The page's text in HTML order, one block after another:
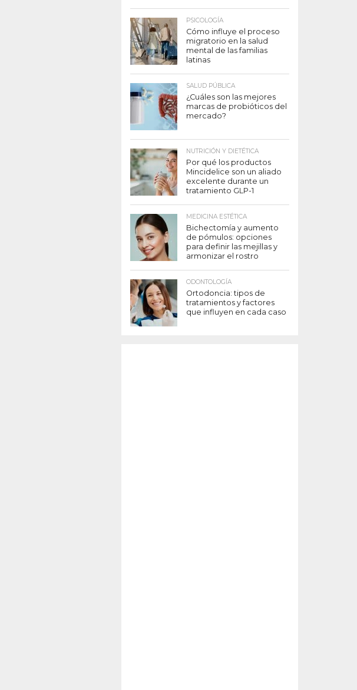
PSICOLOGÍA
Cómo influye el proceso
migratorio en la salud
mental de las familias
latinas
SALUD PÚBLICA
¿Cuáles son las mejores
marcas de probióticos del
mercado?
NUTRICIÓN Y DIETÉTICA
Por qué los productos
Mincidelice son un aliado
excelente durante un
tratamiento GLP-1
MEDICINA ESTÉTICA
Bichectomía y aumento
de pómulos: opciones
para definir las mejillas y
armonizar el rostro
ODONTOLOGÍA
Ortodoncia: tipos de
tratamientos y factores
que influyen en cada caso